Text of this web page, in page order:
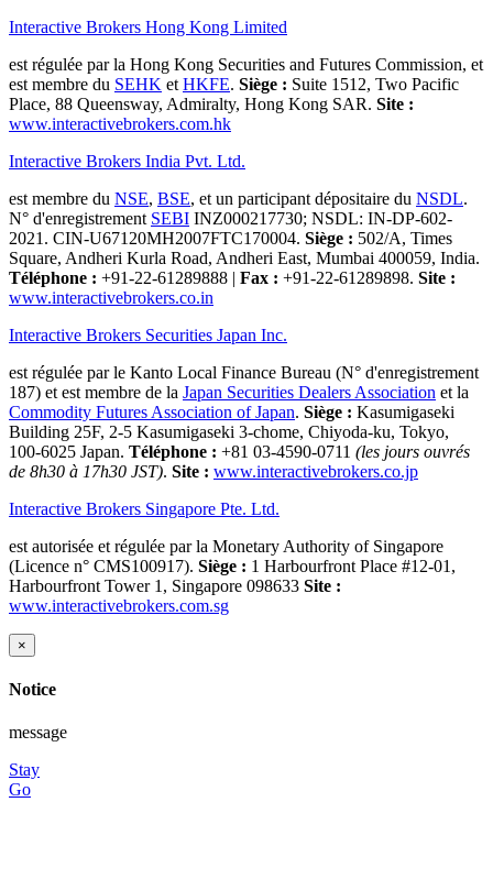
Interactive Brokers Hong Kong Limited
est régulée par la Hong Kong Securities and Futures Commission, et
est membre du SEHK et HKFE. Siège : Suite 1512, Two Pacific
Place, 88 Queensway, Admiralty, Hong Kong SAR. Site :
www.interactivebrokers.com.hk
Interactive Brokers India Pvt. Ltd.
est membre du NSE, BSE, et un participant dépositaire du NSDL.
N° d'enregistrement SEBI INZ000217730; NSDL: IN-DP-602-
2021. CIN-U67120MH2007FTC170004. Siège : 502/A, Times
Square, Andheri Kurla Road, Andheri East, Mumbai 400059, India.
Téléphone : +91-22-61289888 | Fax : +91-22-61289898. Site :
www.interactivebrokers.co.in
Interactive Brokers Securities Japan Inc.
est régulée par le Kanto Local Finance Bureau (N° d'enregistrement
187) et est membre de la Japan Securities Dealers Association et la
Commodity Futures Association of Japan. Siège : Kasumigaseki
Building 25F, 2-5 Kasumigaseki 3-chome, Chiyoda-ku, Tokyo,
100-6025 Japan. Téléphone : +81 03-4590-0711 (les jours ouvrés
de 8h30 à 17h30 JST). Site : www.interactivebrokers.co.jp
Interactive Brokers Singapore Pte. Ltd.
est autorisée et régulée par la Monetary Authority of Singapore
(Licence n° CMS100917). Siège : 1 Harbourfront Place #12-01,
Harbourfront Tower 1, Singapore 098633 Site :
www.interactivebrokers.com.sg
×
Notice
message
Stay
Go